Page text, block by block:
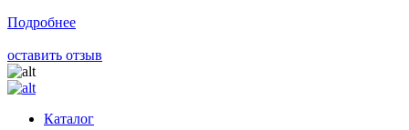
Подробнее
оставить отзыв
Каталог